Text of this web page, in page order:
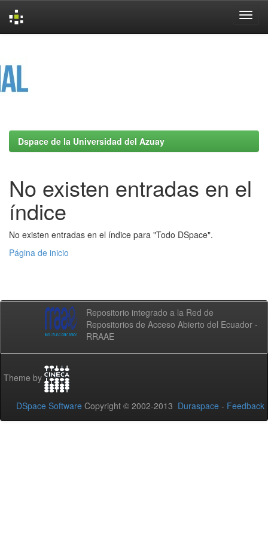
Dspace de la Universidad del Azuay
No existen entradas en el
índice
No existen entradas en el índice para "Todo DSpace".
Página de inicio
Repositorio integrado a la Red de
Repositorios de Acceso Abierto del Ecuador -
RRAAE
Theme by
DSpace Software Copyright © 2002-2013 Duraspace - Feedback